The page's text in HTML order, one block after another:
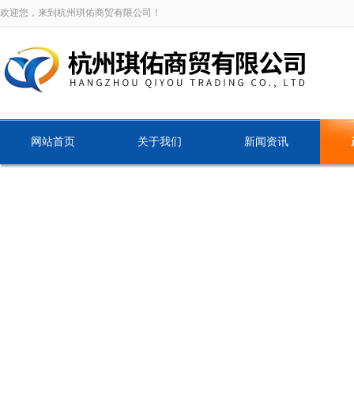
欢迎您，来到杭州琪佑商贸有限公司！
网站首页 关于我们 新闻资讯